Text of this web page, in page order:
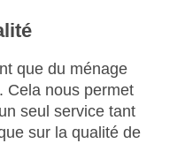
que du ménage
Cela nous permet
seul service tant
sur la qualité de